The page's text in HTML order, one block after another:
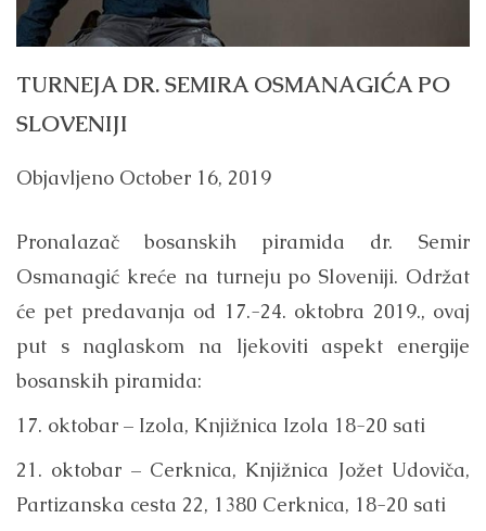
TURNEJA DR. SEMIRA OSMANAGIĆA PO
SLOVENIJI
Objavljeno October 16, 2019
Pronalazač bosanskih piramida dr. Semir
Osmanagić kreće na turneju po Sloveniji. Održat
će pet predavanja od 17.-24. oktobra 2019., ovaj
put s naglaskom na ljekoviti aspekt energije
bosanskih piramida:
17. oktobar – Izola, Knjižnica Izola 18-20 sati
21. oktobar – Cerknica, Knjižnica Jožet Udoviča,
Partizanska cesta 22, 1380 Cerknica, 18-20 sati